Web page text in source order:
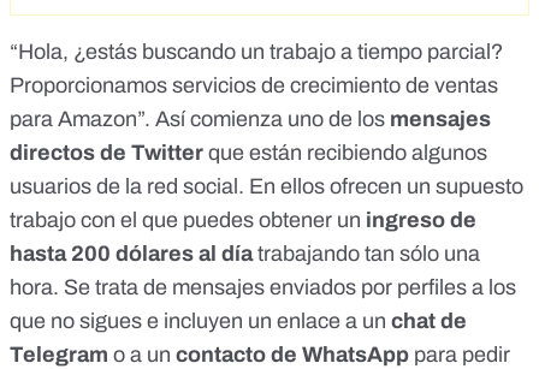
“Hola, ¿estás buscando un trabajo a tiempo parcial?
Proporcionamos servicios de crecimiento de ventas
para Amazon”. Así comienza uno de los mensajes
directos de Twitter que están recibiendo algunos
usuarios de la red social. En ellos ofrecen un supuesto
trabajo con el que puedes obtener un ingreso de
hasta 200 dólares al díatrabajando tan sólo una
hora. Se trata de mensajes enviados por perfiles a los
que no sigues e incluyen un enlace a un chat de
Telegram o a un contacto de WhatsApp para pedir